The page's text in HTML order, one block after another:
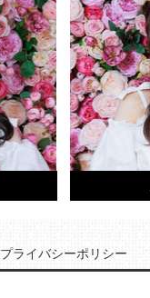
プライバシーポリシー